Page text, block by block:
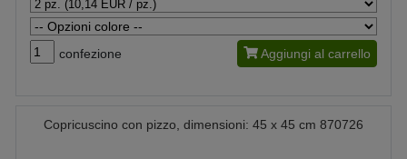
confezione Aggiungi al carrello
Copricuscino con pizzo, dimensioni: 45 x 45 cm 870726